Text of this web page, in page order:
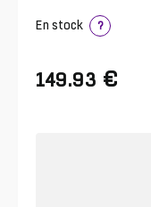
En stock ?
149.93 €